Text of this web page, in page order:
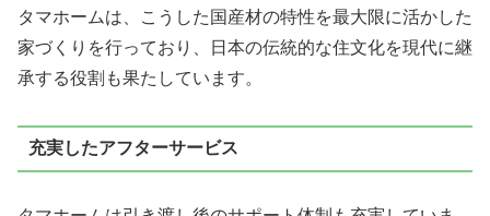
タマホームは、こうした国産材の特性を最大限に活かした
家づくりを行っており、日本の伝統的な住文化を現代に継
承する役割も果たしています。
充実したアフターサービス